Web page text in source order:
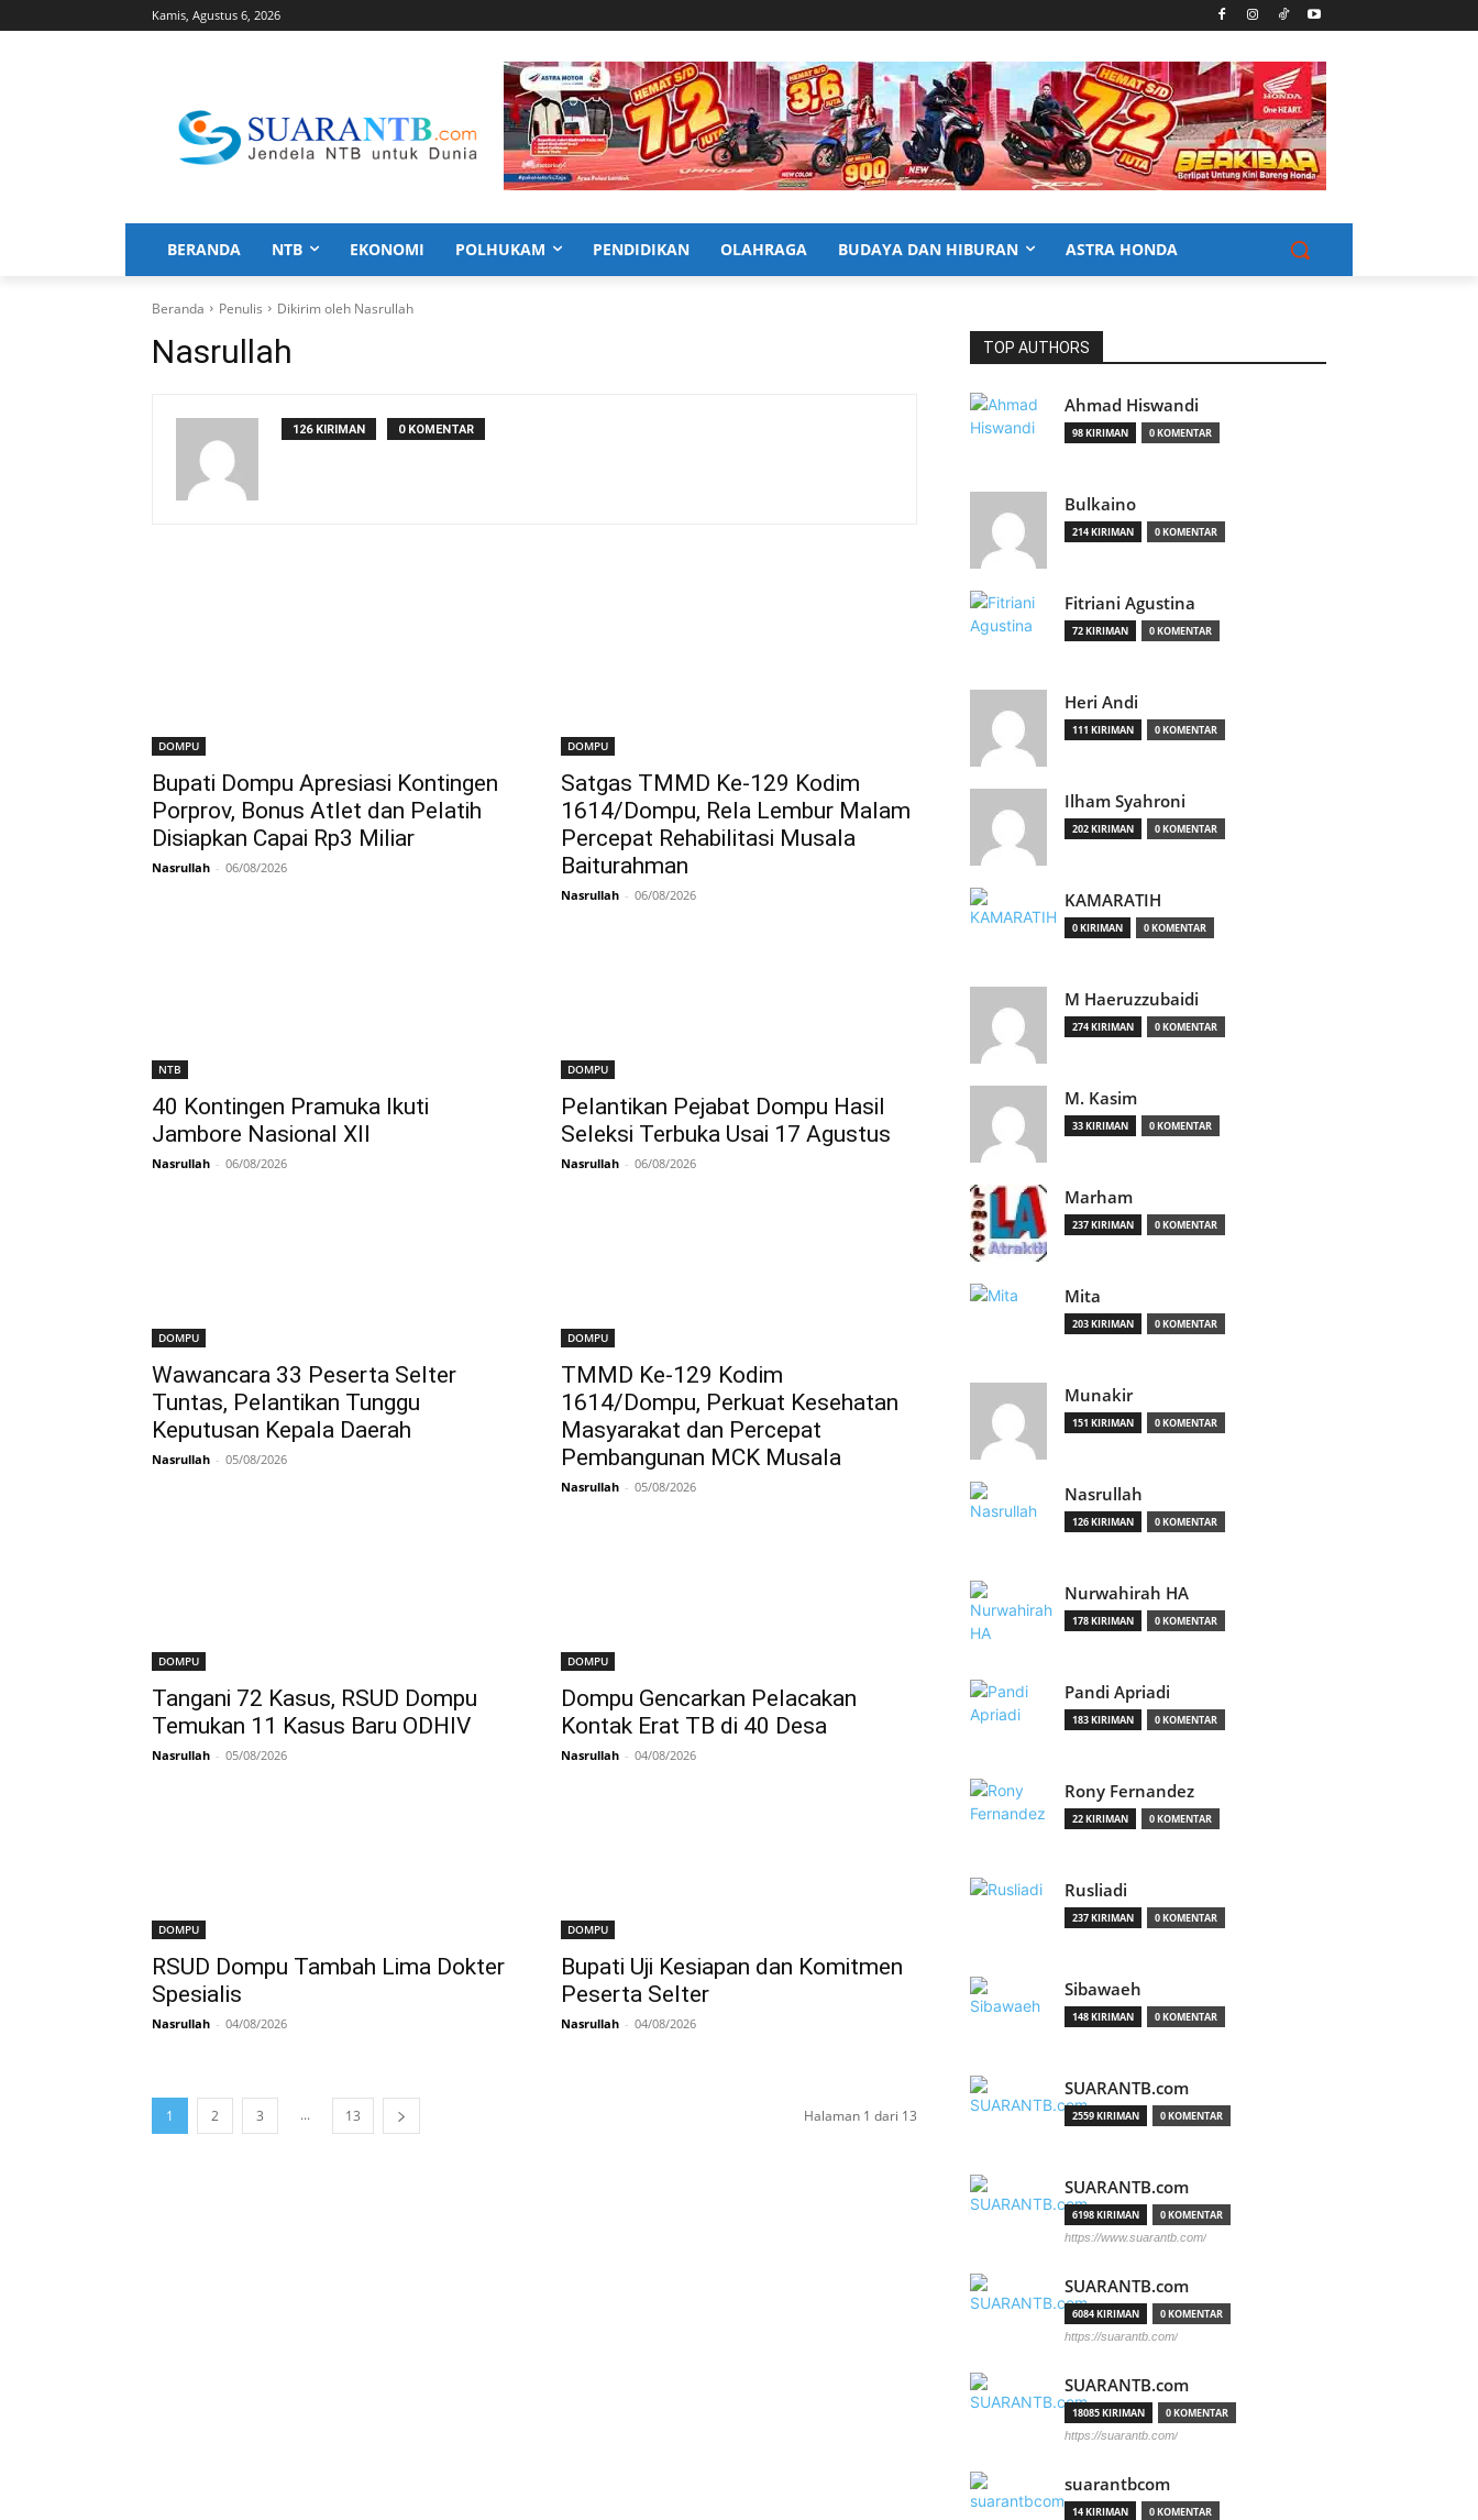
Kamis, Agustus 6, 2026
BERANDA NTB EKONOMI POLHUKAM PENDIDIKAN OLAHRAGA BUDAYA DAN HIBURAN ASTRA HONDA
Beranda Penulis Dikirim oleh Nasrullah
Nasrullah
126 KIRIMAN 0 KOMENTAR
DOMPU
Bupati Dompu Apresiasi Kontingen
Porprov, Bonus Atlet dan Pelatih
Disiapkan Capai Rp3 Miliar
Nasrullah - 06/08/2026
DOMPU
Satgas TMMD Ke-129 Kodim
1614/Dompu, Rela Lembur Malam
Percepat Rehabilitasi Musala
Baiturahman
Nasrullah - 06/08/2026
NTB
40 Kontingen Pramuka Ikuti
Jambore Nasional XII
Nasrullah - 06/08/2026
DOMPU
Pelantikan Pejabat Dompu Hasil
Seleksi Terbuka Usai 17 Agustus
Nasrullah - 06/08/2026
DOMPU
Wawancara 33 Peserta Selter
Tuntas, Pelantikan Tunggu
Keputusan Kepala Daerah
Nasrullah - 05/08/2026
DOMPU
TMMD Ke-129 Kodim
1614/Dompu, Perkuat Kesehatan
Masyarakat dan Percepat
Pembangunan MCK Musala
Nasrullah - 05/08/2026
DOMPU
Tangani 72 Kasus, RSUD Dompu
Temukan 11 Kasus Baru ODHIV
Nasrullah - 05/08/2026
DOMPU
Dompu Gencarkan Pelacakan
Kontak Erat TB di 40 Desa
Nasrullah - 04/08/2026
DOMPU
RSUD Dompu Tambah Lima Dokter
Spesialis
Nasrullah - 04/08/2026
DOMPU
Bupati Uji Kesiapan dan Komitmen
Peserta Selter
Nasrullah - 04/08/2026
1 2 3 ... 13 Halaman 1 dari 13
TOP AUTHORS
Ahmad Hiswandi
98 KIRIMAN 0 KOMENTAR
Bulkaino
214 KIRIMAN 0 KOMENTAR
Fitriani Agustina
72 KIRIMAN 0 KOMENTAR
Heri Andi
111 KIRIMAN 0 KOMENTAR
Ilham Syahroni
202 KIRIMAN 0 KOMENTAR
KAMARATIH
0 KIRIMAN 0 KOMENTAR
M Haeruzzubaidi
274 KIRIMAN 0 KOMENTAR
M. Kasim
33 KIRIMAN 0 KOMENTAR
Marham
237 KIRIMAN 0 KOMENTAR
Mita
203 KIRIMAN 0 KOMENTAR
Munakir
151 KIRIMAN 0 KOMENTAR
Nasrullah
126 KIRIMAN 0 KOMENTAR
Nurwahirah HA
178 KIRIMAN 0 KOMENTAR
Pandi Apriadi
183 KIRIMAN 0 KOMENTAR
Rony Fernandez
22 KIRIMAN 0 KOMENTAR
Rusliadi
237 KIRIMAN 0 KOMENTAR
Sibawaeh
148 KIRIMAN 0 KOMENTAR
SUARANTB.com
2559 KIRIMAN 0 KOMENTAR
SUARANTB.com
6198 KIRIMAN 0 KOMENTAR
https://www.suarantb.com/
SUARANTB.com
6084 KIRIMAN 0 KOMENTAR
https://suarantb.com/
SUARANTB.com
18085 KIRIMAN 0 KOMENTAR
https://suarantb.com/
suarantbcom
14 KIRIMAN 0 KOMENTAR